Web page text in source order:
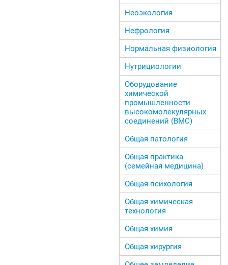
Неоэкология
Нефрология
Нормальная физиология
Нутрициологии
Оборудование
химической
промышленности
высокомолекулярных
соединений (ВМС)
Общая патология
Общая практика
(семейная медицина)
Общая психология
Общая химическая
технология
Общая химия
Общая хирургия